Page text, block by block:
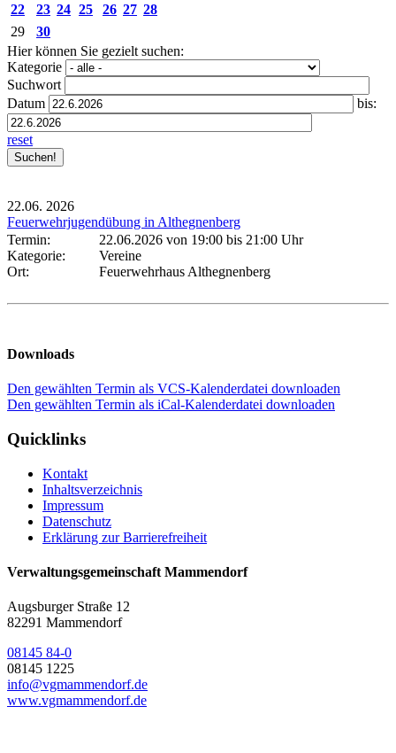
22
23 24 25 26 27 28
29
30
Hier können Sie gezielt suchen:
Kategorie
Suchwort
Datum
bis:
reset
22.06. 2026
Feuerwehrjugendübung in Althegnenberg
Termin:
22.06.2026 von 19:00 bis 21:00 Uhr
Kategorie:
Vereine
Ort:
Feuerwehrhaus Althegnenberg
Downloads
Den gewählten Termin als VCS-Kalenderdatei downloaden
Den gewählten Termin als iCal-Kalenderdatei downloaden
Quicklinks
Kontakt
Inhaltsverzeichnis
Impressum
Datenschutz
Erklärung zur Barrierefreiheit
Verwaltungsgemeinschaft Mammendorf
Augsburger Straße 12
82291 Mammendorf
08145 84-0
08145 1225
info@vgmammendorf.de
www.vgmammendorf.de